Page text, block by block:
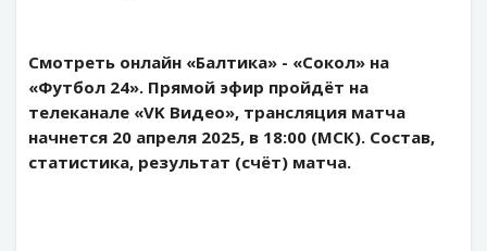
Смотреть онлайн «Балтика» - «Сокол» на
«Футбол 24». Прямой эфир пройдёт на
телеканале «VK Видео», трансляция матча
начнется 20 апреля 2025, в 18:00 (МСК). Состав,
статистика, результат (счёт) матча.